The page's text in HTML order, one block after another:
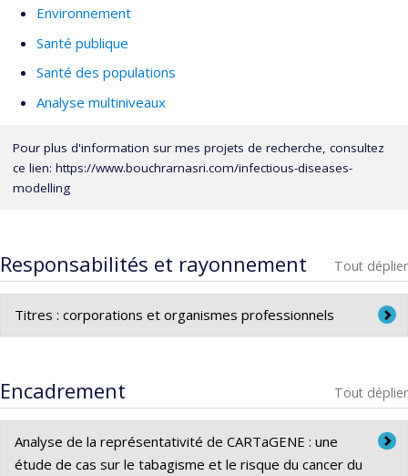
Environnement
Santé publique
Santé des populations
Analyse multiniveaux
Pour plus d'information sur mes projets de recherche, consultez
ce lien: https://www.bouchrarnasri.com/infectious-diseases-
modelling
Responsabilités et rayonnement Tout déplier
Titres : corporations et organismes professionnels
Membre du groupe de probabilité de la Société
Statistique du Canada
Membre du comité pour l'équité, la diversité et
l'inclusion de la Société Statistique du Canada
Encadrement Tout déplier
Analyse de la représentativité de CARTaGENE : une
étude de cas sur le tabagisme et le risque du cancer du